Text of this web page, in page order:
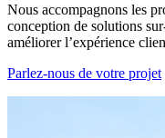
Nous accompagnons les
conception de solutions
améliorer l’expérience
Parlez-nous de votre projet